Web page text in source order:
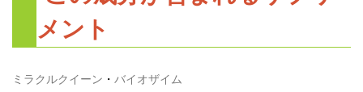
メント
ミラクルクイーン ・ バイオザイム